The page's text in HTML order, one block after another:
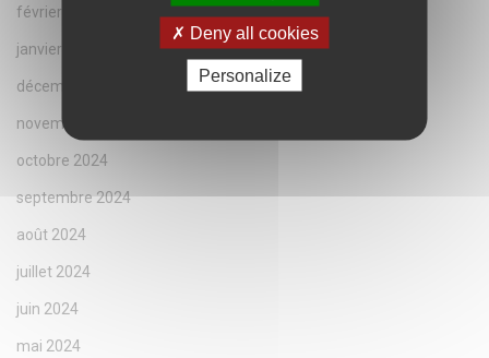
février 2025
janvier 2025
décembre 2024
novembre 2024
octobre 2024
septembre 2024
août 2024
juillet 2024
juin 2024
mai 2024
Deny all cookies
Personalize